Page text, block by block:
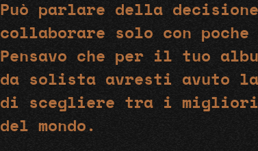
Può parlare della
collaborare solo con poche
Pensavo che per il tuo
da solista avresti avuto
di scegliere tra i
del mondo.